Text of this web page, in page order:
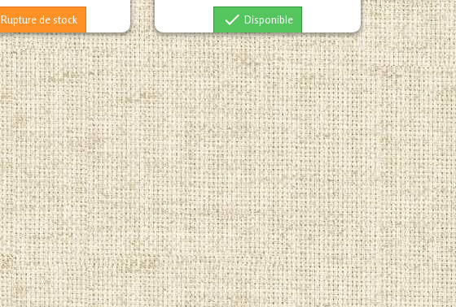
Rupture de stock  Disponible